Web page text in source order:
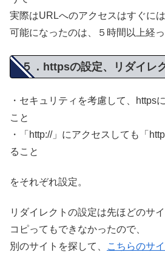
実際はURLへのアクセスはすぐには
可能になったのは、５時間以上経っ
５．httpsの設定、リダイレ
・セキュリティを考慮して、https
こと
・「http://」にアクセスしても「
ること
をそれぞれ設定。
リダイレクトの設定は先ほどのサ
コピってもできなかったので、
別のサイトを探して、
こちらのサイ